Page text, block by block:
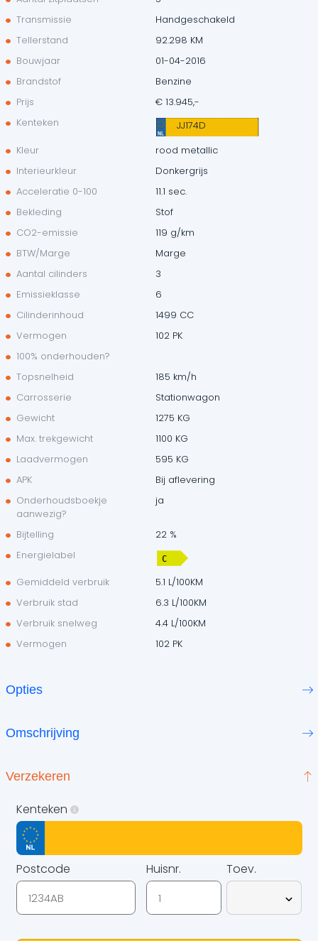
Transmissie
Handgeschakeld
Tellerstand
92.298 KM
Bouwjaar
01-04-2016
Brandstof
Benzine
Prijs
€ 13.945,-
Kenteken
JJ174D
Kleur
rood metallic
Interieurkleur
Donkergrijs
Acceleratie 0-100
11.1 sec.
Bekleding
Stof
CO2-emissie
119 g/km
BTW/Marge
Marge
Aantal cilinders
3
Emissieklasse
6
Cilinderinhoud
1499 CC
Vermogen
102 PK
100% onderhouden?
Topsnelheid
185 km/h
Carrosserie
Stationwagon
Gewicht
1275 KG
Max. trekgewicht
1100 KG
Laadvermogen
595 KG
APK
Bij aflevering
Onderhoudsboekje
aanwezig?
ja
Bijtelling
22 %
Energielabel
Gemiddeld verbruik
5.1 L/100KM
Verbruik stad
6.3 L/100KM
Verbruik snelweg
4.4 L/100KM
Vermogen
102 PK
Opties
Omschrijving
Verzekeren
Kenteken
Postcode Huisnr. Toev.